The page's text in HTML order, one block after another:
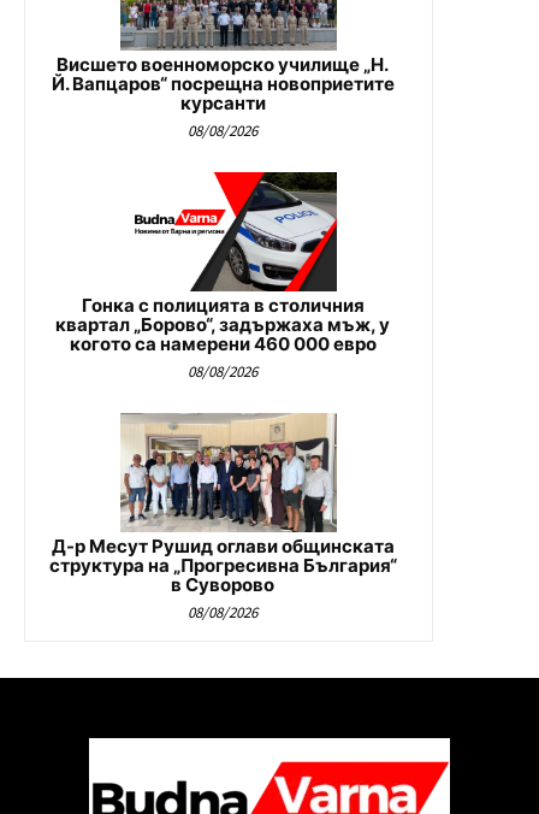
Висшето военноморско училище „Н.
Й. Вапцаров“ посрещна новоприетите
курсанти
08/08/2026
Гонка с полицията в столичния
квартал „Борово“, задържаха мъж, у
когото са намерени 460 000 евро
08/08/2026
Д-р Месут Рушид оглави общинската
структура на „Прогресивна България“
в Суворово
08/08/2026